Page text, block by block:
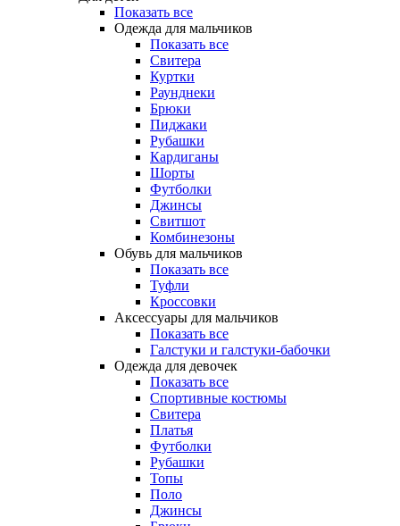
Показать все
Одежда для мальчиков
Показать все
Свитера
Куртки
Раунднеки
Брюки
Пиджаки
Рубашки
Кардиганы
Шорты
Футболки
Джинсы
Свитшот
Комбинезоны
Обувь для мальчиков
Показать все
Туфли
Кроссовки
Аксессуары для мальчиков
Показать все
Галстуки и галстуки-бабочки
Одежда для девочек
Показать все
Спортивные костюмы
Свитера
Платья
Футболки
Рубашки
Топы
Поло
Джинсы